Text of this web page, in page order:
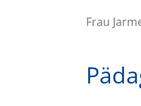
Frau